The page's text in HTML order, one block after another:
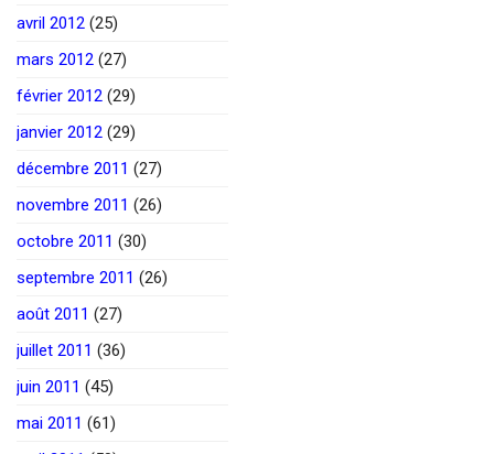
avril 2012 (25)
mars 2012 (27)
février 2012 (29)
janvier 2012 (29)
décembre 2011 (27)
novembre 2011 (26)
octobre 2011 (30)
septembre 2011 (26)
août 2011 (27)
juillet 2011 (36)
juin 2011 (45)
mai 2011 (61)